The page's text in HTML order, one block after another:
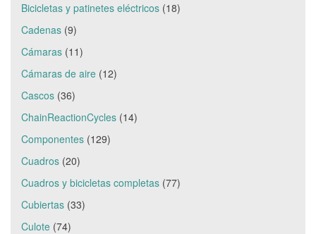
Bicicletas y patinetes eléctricos (18)
Cadenas (9)
Cámaras (11)
Cámaras de aire (12)
Cascos (36)
ChainReactionCycles (14)
Componentes (129)
Cuadros (20)
Cuadros y bicicletas completas (77)
Cubiertas (33)
Culote (74)